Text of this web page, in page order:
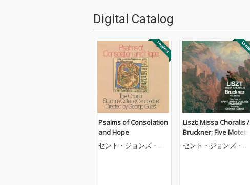
Digital Catalog
Psalms of Consolation
and Hope
セント・ジョンズ・カ
Liszt: Missa Choralis /
Bruckner: Five Motets
セント・ジョンズ・カ